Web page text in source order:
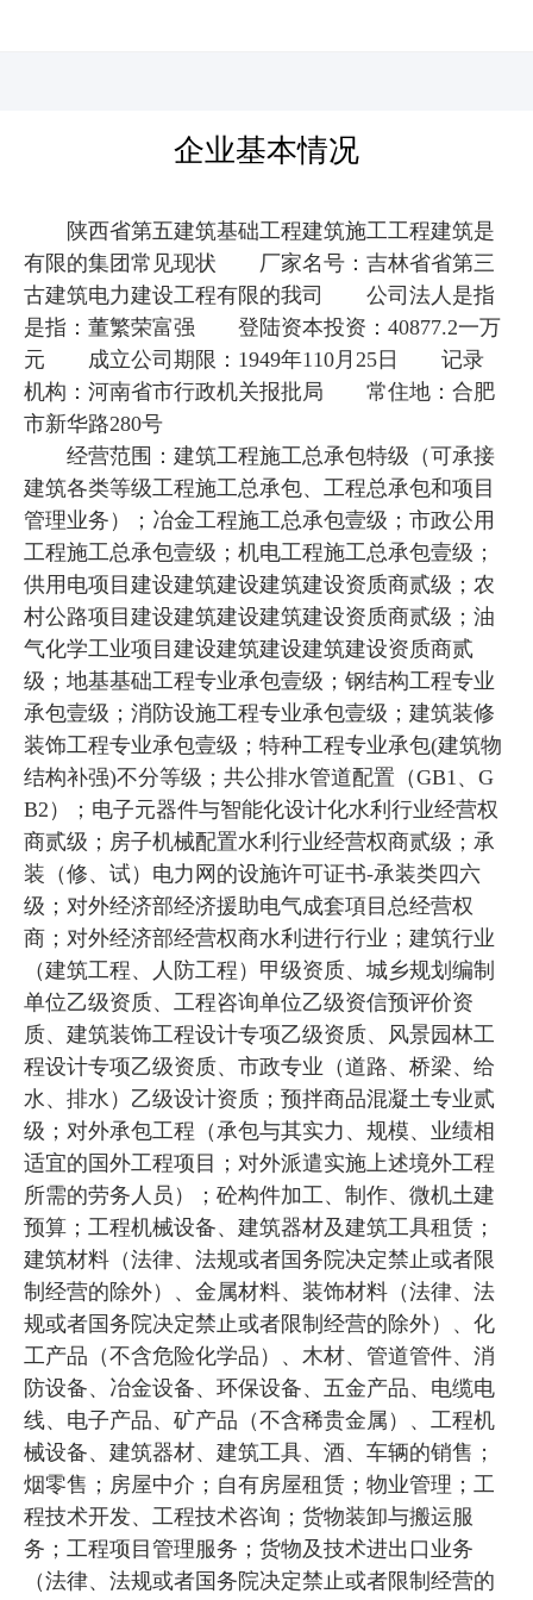
企业基本情况
陕西省第五建筑基础工程建筑施工工程建筑是
有限的集团常见现状 厂家名号：吉林省省第三
古建筑电力建设工程有限的我司 公司法人是指
是指：董繁荣富强 登陆资本投资：40877.2一万
元 成立公司期限：1949年110月25日 记录
机构：河南省市行政机关报批局 常住地：合肥
市新华路280号
经营范围：建筑工程施工总承包特级（可承接
建筑各类等级工程施工总承包、工程总承包和项目
管理业务）；冶金工程施工总承包壹级；市政公用
工程施工总承包壹级；机电工程施工总承包壹级；
供用电项目建设建筑建设建筑建设资质商贰级；农
村公路项目建设建筑建设建筑建设资质商贰级；油
气化学工业项目建设建筑建设建筑建设资质商贰
级；地基基础工程专业承包壹级；钢结构工程专业
承包壹级；消防设施工程专业承包壹级；建筑装修
装饰工程专业承包壹级；特种工程专业承包(建筑物
结构补强)不分等级；共公排水管道配置（GB1、G
B2）；电子元器件与智能化设计化水利行业经营权
商贰级；房子机械配置水利行业经营权商贰级；承
装（修、试）电力网的设施许可证书-承装类四六
级；对外经济部经济援助电气成套項目总经营权
商；对外经济部经营权商水利进行行业；建筑行业
（建筑工程、人防工程）甲级资质、城乡规划编制
单位乙级资质、工程咨询单位乙级资信预评价资
质、建筑装饰工程设计专项乙级资质、风景园林工
程设计专项乙级资质、市政专业（道路、桥梁、给
水、排水）乙级设计资质；预拌商品混凝土专业贰
级；对外承包工程（承包与其实力、规模、业绩相
适宜的国外工程项目；对外派遣实施上述境外工程
所需的劳务人员）；砼构件加工、制作、微机土建
预算；工程机械设备、建筑器材及建筑工具租赁；
建筑材料（法律、法规或者国务院决定禁止或者限
制经营的除外）、金属材料、装饰材料（法律、法
规或者国务院决定禁止或者限制经营的除外）、化
工产品（不含危险化学品）、木材、管道管件、消
防设备、冶金设备、环保设备、五金产品、电缆电
线、电子产品、矿产品（不含稀贵金属）、工程机
械设备、建筑器材、建筑工具、酒、车辆的销售；
烟零售；房屋中介；自有房屋租赁；物业管理；工
程技术开发、工程技术咨询；货物装卸与搬运服
务；工程项目管理服务；货物及技术进出口业务
（法律、法规或者国务院决定禁止或者限制经营的